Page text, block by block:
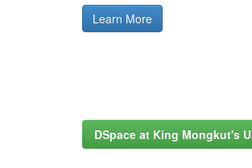
Learn More
DSpace at King Mongkut's